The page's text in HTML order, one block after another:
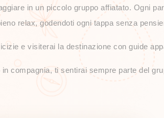
in un piccolo gruppo affiatato. Ogni
relax, godendoti ogni tappa senza
e visiterai la destinazione con guide
compagnia, ti sentirai sempre parte del